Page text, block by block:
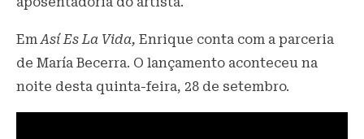
EmAsí Es La Vida, Enrique conta com a parceria
de María Becerra. O lançamento aconteceu na
noite desta quinta-feira, 28 de setembro.